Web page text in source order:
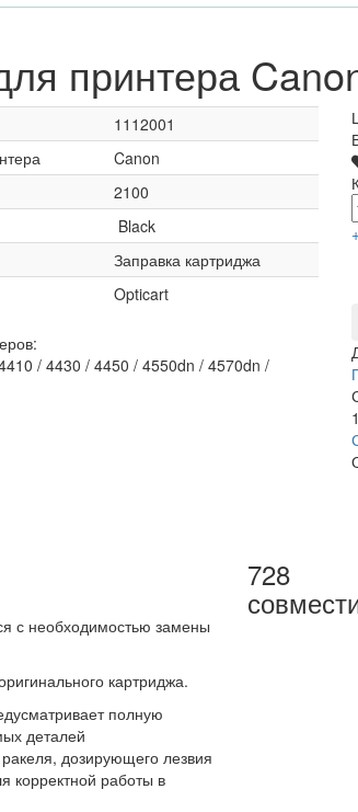
принтера
1112001
Canon
2100
Black
Заправка картриджа
Opticart
/ 4430 / 4450 / 4550dn / 4570dn /
с необходимостью замены
картриджа.
полную
деталей
ракеля, дозирующего лезвия
корректной работы в
728